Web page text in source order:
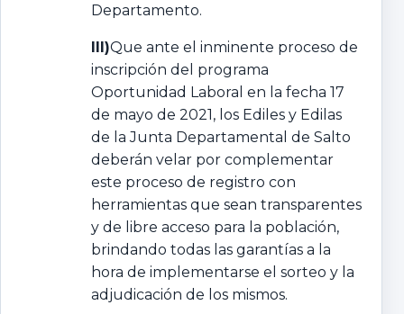
Departamento.
III)Que ante el inminente proceso de
inscripción del programa
Oportunidad Laboral en la fecha 17
de mayo de 2021, los Ediles y Edilas
de la Junta Departamental de Salto
deberán velar por complementar
este proceso de registro con
herramientas que sean transparentes
y de libre acceso para la población,
brindando todas las garantías a la
hora de implementarse el sorteo y la
adjudicación de los mismos.